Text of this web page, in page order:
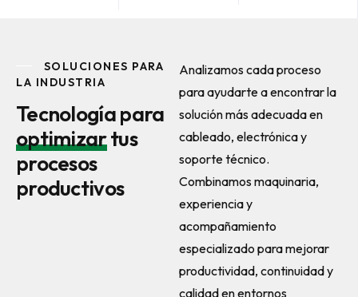
SOLUCIONES PARA
LA INDUSTRIA
Tecnología para
optimizartus
procesos
productivos
Analizamos cada proceso
para ayudarte a encontrar la
solución más adecuada en
cableado, electrónica y
soporte técnico.
Combinamos maquinaria,
experiencia y
acompañamiento
especializado para mejorar
productividad, continuidad y
calidad en entornos